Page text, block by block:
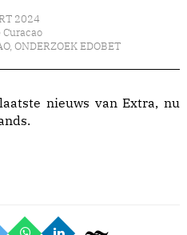
2024
, ONDERZOEK EDOBET